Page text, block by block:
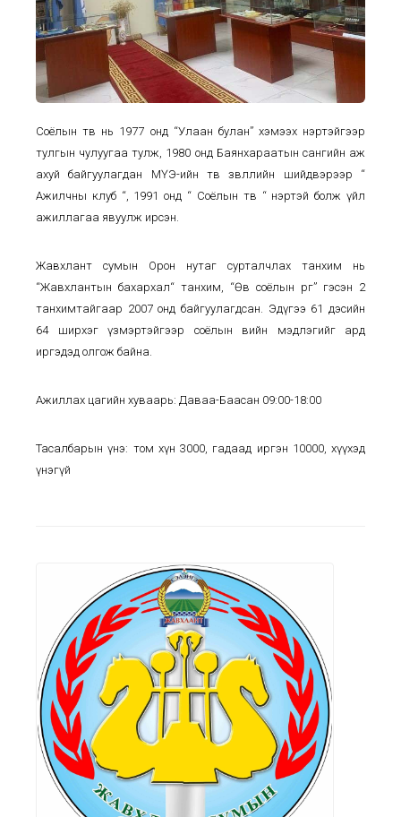
Соёлын төв нь 1977 онд “Улаан булан” хэмээх нэртэйгээр
тулгын чулуугаа тулж, 1980 онд Баянхараатын сангийн аж
ахуй байгуулагдан МҮЭ-ийн төв зөвлөлийн шийдвэрээр “
Ажилчны клуб “, 1991 онд “ Соёлын төв “ нэртэй болж үйл
ажиллагаа явуулж ирсэн.
Жавхлант сумын Орон нутаг сурталчлах танхим нь
“Жавхлантын бахархал“ танхим, “Өв соёлын өргөө” гэсэн 2
танхимтайгаар 2007 онд байгуулагдсан. Эдүгээ 61 дэсийн
64 ширхэг үзмэртэйгээр соёлын өвийн мэдлэгийг ард
иргэдэд олгож байна.
Ажиллах цагийн хуваарь: Даваа-Баасан 09:00-18:00
Тасалбарын үнэ: том хүн 3000, гадаад иргэн 10000, хүүхэд
үнэгүй